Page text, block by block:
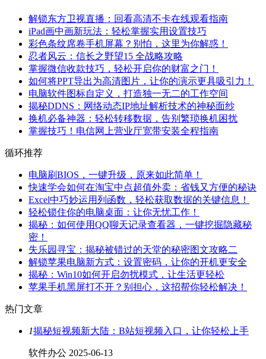
解锁东方卫视直播：回看高清不卡在线观看指南
iPad画中画新玩法：轻松掌握实用设置技巧
彩色条纹席卷手机屏幕？别怕，这里为你解惑！
忍者风云：信长之野望15 全战略攻略
掌握微信收款技巧，轻松开启你的财富之门！
如何将PPT导出为高清图片，让你的演示更具吸引力！
电脑软件图标自定义，打造独一无二的工作空间
揭秘DDNS：网络动态IP地址解析技术的神秘面纱
换机必备神器：轻松转移数据，告别繁琐换机困扰
掌握技巧！电信网上营业厅宽带安装全程指南
循环推荐
电脑刷BIOS，一键升级，原来如此简单！
快速学会如何在淘宝中点超值外卖：省钱又方便的秘诀
Excel中巧妙运用列函数，轻松获取数据的关键信息！
轻松锁住你的电脑桌面：让你无忧工作！
揭秘：如何使用QQ聊天记录查看器，一键挖掘隐藏秘
密！
失乐园寻宝：揭秘被错过的天堂的秘密图文攻略二
解锁苹果电脑新方式：设置密码，让你的开机更安全
揭秘：Win10如何开启勿扰模式，让生活更轻松
苹果手机黑屏打不开？别担心，这招帮你轻松解决！
热门文章
1揭秘短视频新大陆：B站短视频入口，让你轻松上手
软件办公 2025-06-13